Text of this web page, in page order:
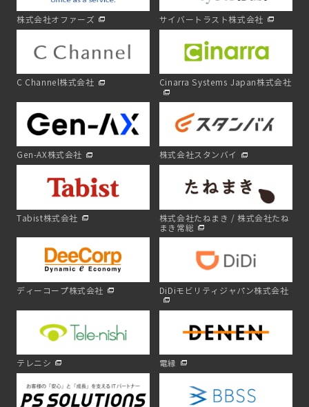
株式会社オファーズ サイバートラスト株式会社
C Channel株式会社 Cinarra Systems Japan株式会社
Gen-AX株式会社 株式会社スタンバイ
Tabist株式会社
株式会社たねまき / 株式会社たね
まき常総
ディーコープ株式会社 DiDiモビリティジャパン株式会社
テレニシ 電縁